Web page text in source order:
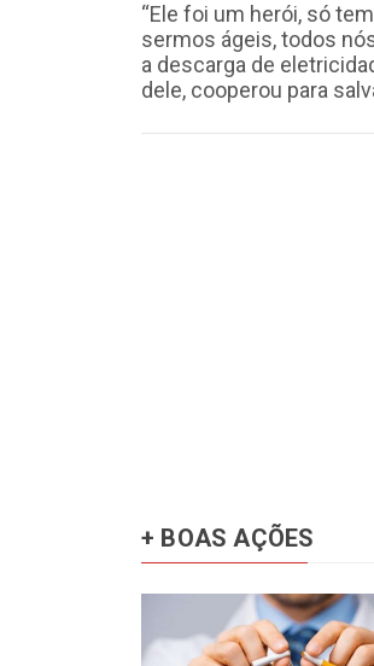
“Ele foi um herói, só
sermos ágeis, todos
a descarga de
dele, cooperou para
+ BOAS AÇÕES